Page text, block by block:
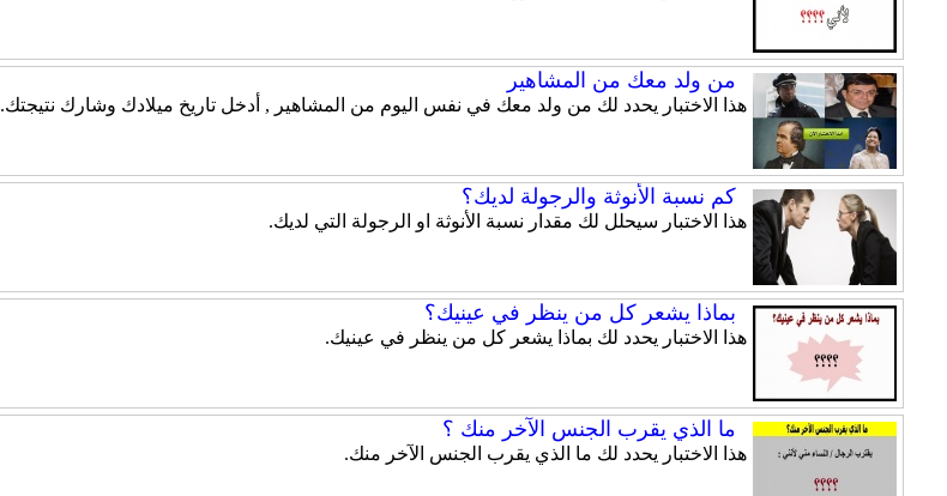
من ولد معك من المشاهير
هذا الاختبار يحدد لك من ولد معك في نفس اليوم من المشاهير , أدخل تاريخ ميلادك وشارك نتيجتك.
كم نسبة الأنوثة والرجولة لديك؟
هذا الاختبار سيحلل لك مقدار نسبة الأنوثة او الرجولة التي لديك.
بماذا يشعر كل من ينظر في عينيك؟
هذا الاختبار يحدد لك بماذا يشعر كل من ينظر في عينيك.
ما الذي يقرب الجنس الآخر منك ؟
هذا الاختبار يحدد لك ما الذي يقرب الجنس الآخر منك.